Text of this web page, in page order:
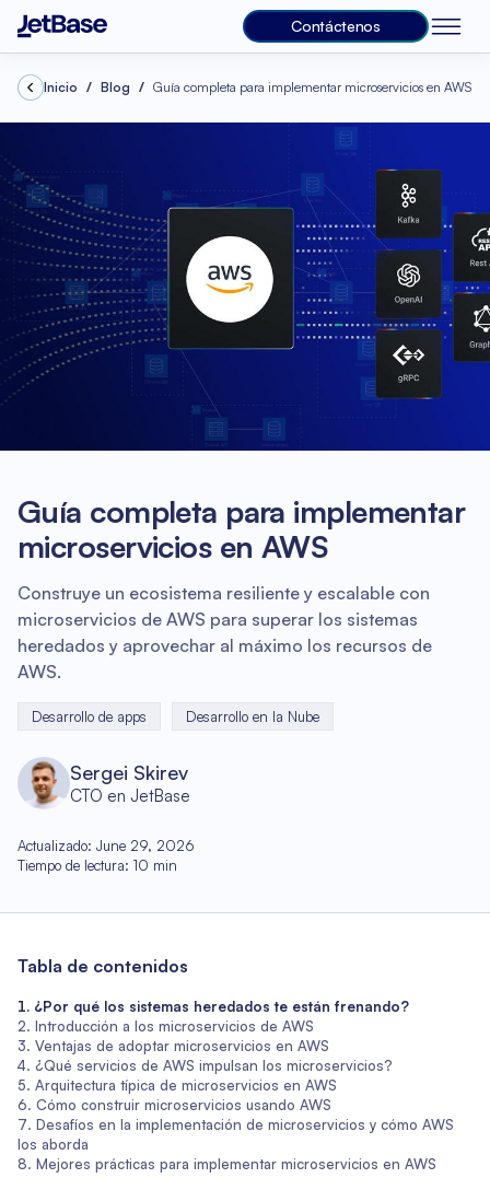
Contáctenos
Inicio Blog Guía completa para implementar microservicios en AWS
Guía completa para implementar
microservicios en AWS
Construye un ecosistema resiliente y escalable con
microservicios de AWS para superar los sistemas
heredados y aprovechar al máximo los recursos de
AWS.
Desarrollo de apps Desarrollo en la Nube
Sergei Skirev
CTO en JetBase
Actualizado: June 29, 2026
Tiempo de lectura: 10 min
Tabla de contenidos
¿Por qué los sistemas heredados te están frenando?
Introducción a los microservicios de AWS
Ventajas de adoptar microservicios en AWS
¿Qué servicios de AWS impulsan los microservicios?
Arquitectura típica de microservicios en AWS
Cómo construir microservicios usando AWS
Desafíos en la implementación de microservicios y cómo AWS
los aborda
Mejores prácticas para implementar microservicios en AWS